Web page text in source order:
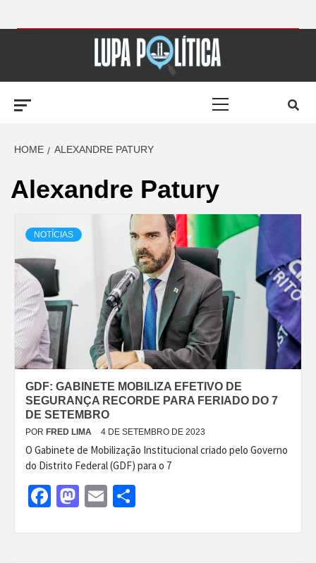
LUPA
POLÍTICA –
AMPLIANDO A
NOTÍCIA
HOME ALEXANDRE PATURY
Alexandre Patury
NOTÍCIAS
GDF: GABINETE MOBILIZA EFETIVO DE
SEGURANÇA RECORDE PARA FERIADO DO 7
DE SETEMBRO
POR FRED LIMA 4 DE SETEMBRO DE 2023
O Gabinete de Mobilização Institucional criado pelo Governo
do Distrito Federal (GDF) para o 7
Facebook
Mastodon
Email